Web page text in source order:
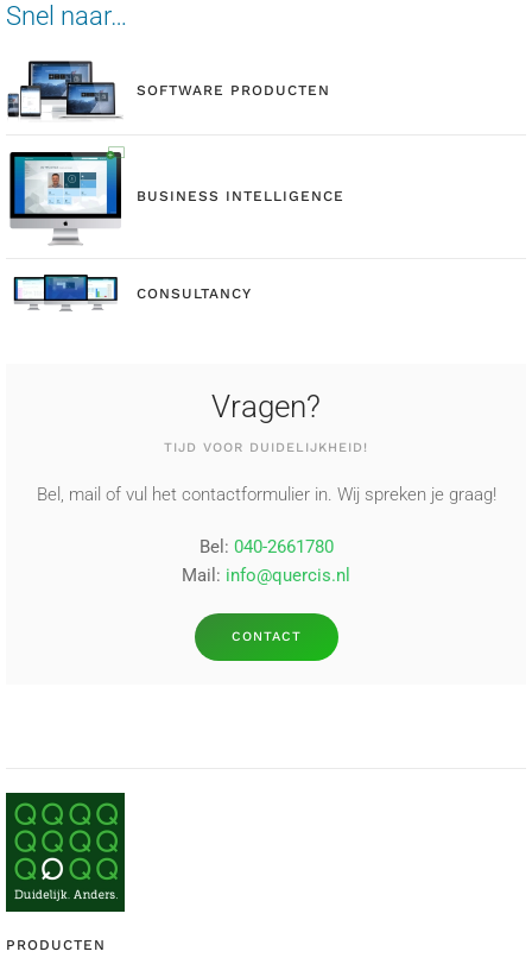
Snel naar…
SOFTWARE PRODUCTEN
BUSINESS INTELLIGENCE
CONSULTANCY
Vragen?
TIJD VOOR DUIDELIJKHEID!
Bel, mail of vul het contactformulier in. Wij spreken je graag!
Bel: 040-2661780
Mail: info@quercis.nl
CONTACT
PRODUCTEN